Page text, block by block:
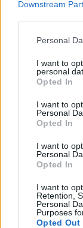
Downstream
Personal
I want to
personal
Opted In
I want to
Personal
Opted In
I want to
Personal
Opted In
I want to
Retention,
Personal
Purposes
Opted Out